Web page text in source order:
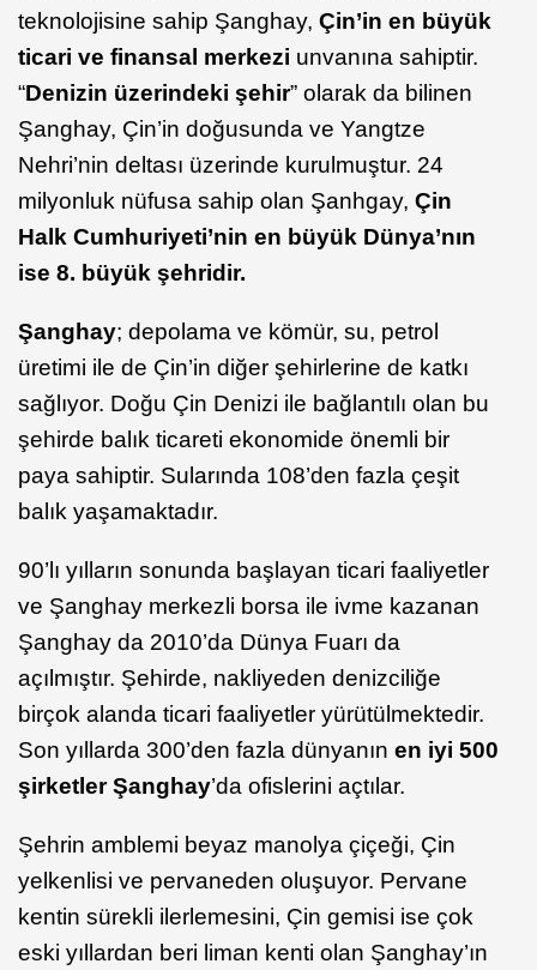
teknolojisine sahip Şanghay, Çin’in en büyük
ticari ve finansal merkezi unvanına sahiptir.
“Denizin üzerindeki şehir” olarak da bilinen
Şanghay, Çin’in doğusunda ve Yangtze
Nehri’nin deltası üzerinde kurulmuştur. 24
milyonluk nüfusa sahip olan Şanhgay, Çin
Halk Cumhuriyeti’nin en büyük Dünya’nın
ise 8. büyük şehridir.
Şanghay; depolama ve kömür, su, petrol
üretimi ile de Çin’in diğer şehirlerine de katkı
sağlıyor. Doğu Çin Denizi ile bağlantılı olan bu
şehirde balık ticareti ekonomide önemli bir
paya sahiptir. Sularında 108’den fazla çeşit
balık yaşamaktadır.
90’lı yılların sonunda başlayan ticari faaliyetler
ve Şanghay merkezli borsa ile ivme kazanan
Şanghay da 2010’da Dünya Fuarı da
açılmıştır. Şehirde, nakliyeden denizciliğe
birçok alanda ticari faaliyetler yürütülmektedir.
Son yıllarda 300’den fazla dünyanın en iyi 500
şirketler Şanghay’da ofislerini açtılar.
Şehrin amblemi beyaz manolya çiçeği, Çin
yelkenlisi ve pervaneden oluşuyor. Pervane
kentin sürekli ilerlemesini, Çin gemisi ise çok
eski yıllardan beri liman kenti olan Şanghay’ın